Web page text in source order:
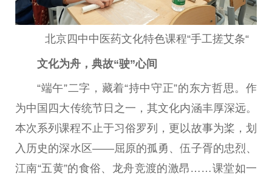
北京四中中医药文化特色课程“手工搓艾条“
文化为舟 ， 典故“驶”心间
“端午”二字，藏着“持中守正”的东方哲思。作
为中国 四大传统节日之一，其文化内涵丰厚深远。
本次系列课程不止于习俗罗列，更以故事为桨，划
入历史的深水区——屈原的孤勇、伍子胥的忠烈、
江南“五黄”的食俗、龙舟竞渡的激昂……课堂如一